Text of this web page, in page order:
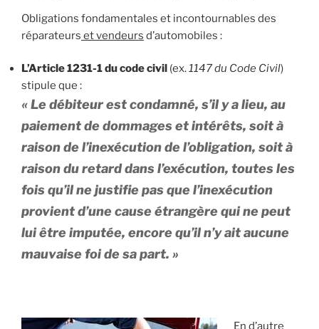
Obligations fondamentales et incontournables des
réparateurs et vendeurs d’automobiles :
L’Article 1231-1 du code civil (ex.1147 du Code Civil)
stipule que :
«Le débiteur est condamné, s’il y a lieu, au
paiement de dommages et intérêts, soit à
raison de l’inexécution de l’obligation, soit à
raison du retard dans l’exécution, toutes les
fois qu’il ne justifie pas que l’inexécution
provient d’une cause étrangère qui ne peut
lui être imputée, encore qu’il n’y ait aucune
mauvaise foi de sa part. »
En d’autre